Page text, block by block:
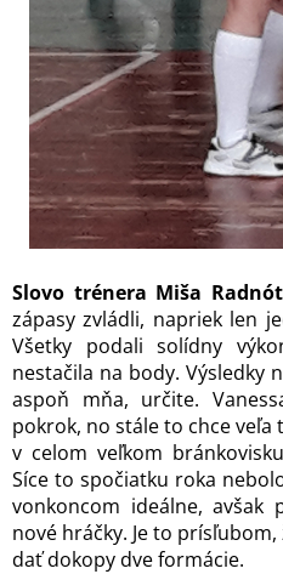
Slovo trénera Miša
zápasy zvládli, napriek len
Všetky podali solídny
nestačila na body. Výsledky
aspoň mňa, určite.
pokrok, no stále to chce
v celom veľkom
Síce to spočiatku roka
vonkoncom ideálne, avšak
nové hráčky. Je to
dať dokopy dve formácie.